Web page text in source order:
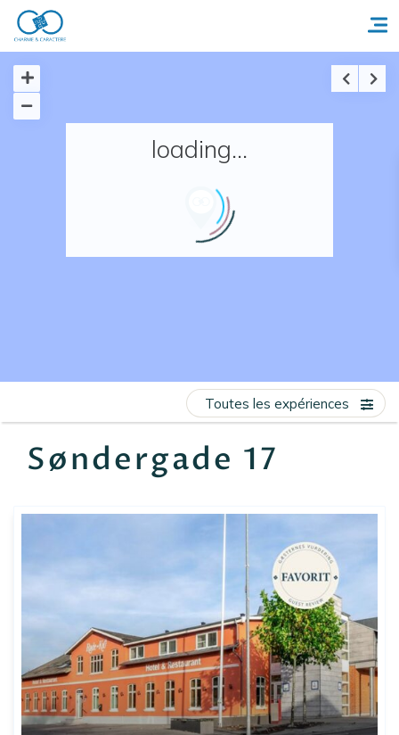
Accueil
Nos adresses en France
loading...
Søndergade 17
Toutes les expériences